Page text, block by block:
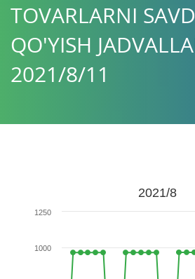
TOVARLARNI
QO'YISH
2021/8/11
2021/8
1000
1250